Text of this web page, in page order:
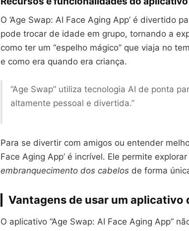
O ‘Age Swap: AI Face Aging App’ é divertido
pode trocar de idade em grupo, tornando a
como ter um “espelho mágico” que viaja no
e como era quando era criança.
“Age Swap” utiliza tecnologia AI de ponta
altamente pessoal e divertida.”
Para se divertir com amigos ou entender
Face Aging App’ é incrível. Ele permite explorar
embranquecimento dos cabelos de forma
Vantagens de usar um
O aplicativo “Age Swap: AI Face Aging App”